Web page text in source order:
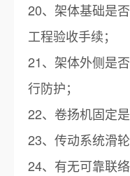
20、架体基础是
工程验收手续；
21、架体外侧是
行防护；
22、卷扬机固定
23、传动系统滑
24、有无可靠联络